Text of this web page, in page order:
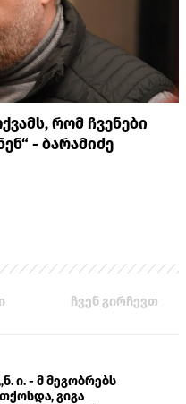
რომ ჩვენები
- ბარამიძე
ჩვენ გირჩევთ
ი. - მ მეგობრებს
გიგა